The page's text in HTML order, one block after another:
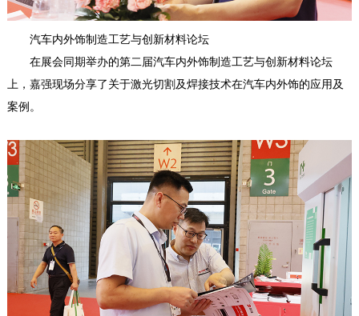
汽车内外饰制造工艺与创新材料论坛
在展会同期举办的第二届汽车内外饰制造工艺与创新材料论坛
上，嘉强现场分享了关于激光切割及焊接技术在汽车内外饰的应用及
案例。